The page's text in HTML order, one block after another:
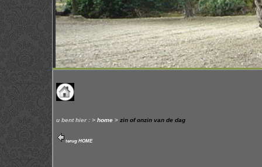
u bent hier : > home > zin of onzin van de dag
terug HOME